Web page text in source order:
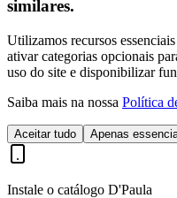
similares.
Utilizamos recursos
ativar categorias opcionais
uso do site e disponibilizar
Saiba mais na nossa Política
Aceitar tudo Apenas
Instale o catálogo D'Paula